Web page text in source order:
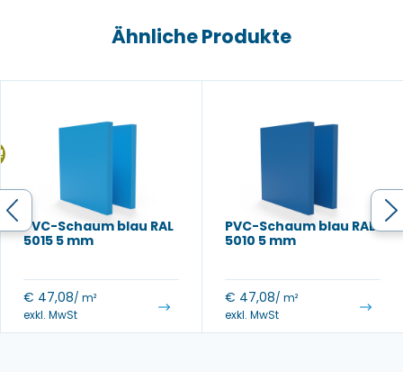
Ähnliche Produkte
PVC-Schaum blau RAL
5015 5 mm
€ 47,08/ m²
exkl. MwSt
PVC-Schaum blau RAL
5010 5 mm
€ 47,08/ m²
exkl. MwSt